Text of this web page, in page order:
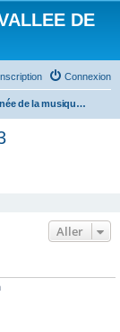
DE
Connexion
Journée de la musique 21 juin 2023
Aller